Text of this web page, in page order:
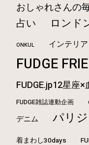
おしゃれさんの
占い ロンド
ONKUL インテリア
FUDGE
FUDGE.jp12星座
FUDGE雑誌連動企画
デニム パリ
着まわし30days